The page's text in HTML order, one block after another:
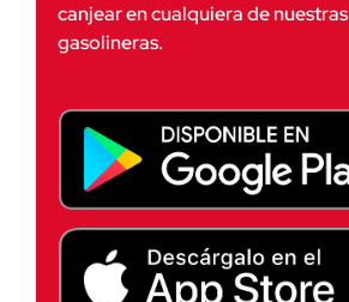
canjear en cualquiera de nuestras
gasolineras.